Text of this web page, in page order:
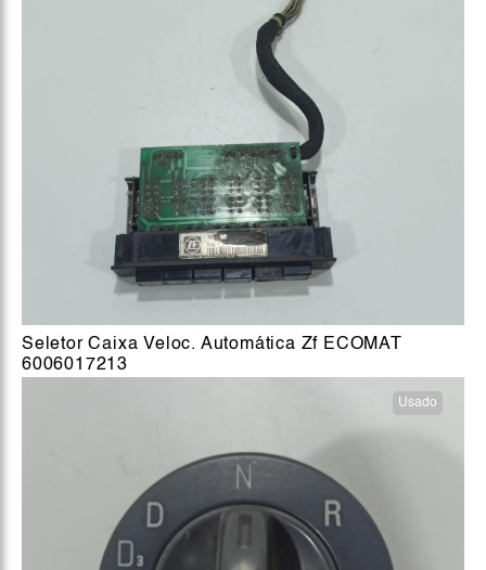
Seletor Caixa Veloc. Automática Zf ECOMAT
6006017213
Usado